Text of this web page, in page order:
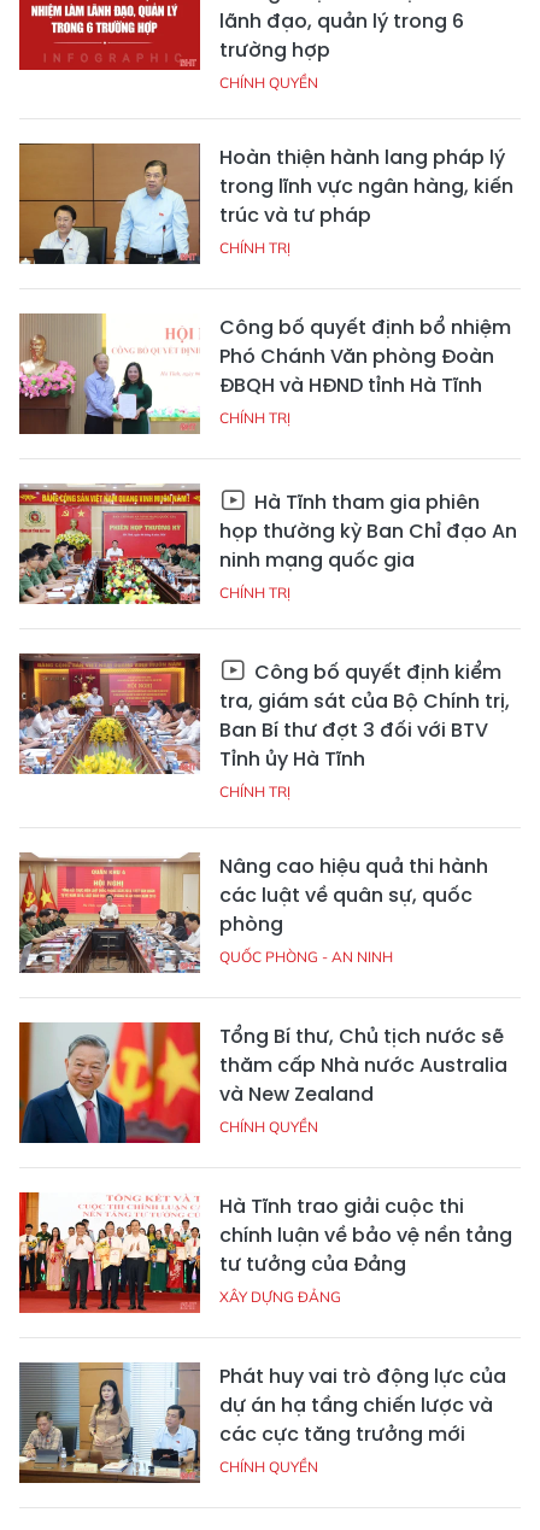
lãnh đạo, quản lý trong 6
trường hợp
CHÍNH QUYỀN
Hoàn thiện hành lang pháp lý
trong lĩnh vực ngân hàng, kiến
trúc và tư pháp
CHÍNH TRỊ
Công bố quyết định bổ nhiệm
Phó Chánh Văn phòng Đoàn
ĐBQH và HĐND tỉnh Hà Tĩnh
CHÍNH TRỊ
Hà Tĩnh tham gia phiên
họp thường kỳ Ban Chỉ đạo An
ninh mạng quốc gia
CHÍNH TRỊ
Công bố quyết định kiểm
tra, giám sát của Bộ Chính trị,
Ban Bí thư đợt 3 đối với BTV
Tỉnh ủy Hà Tĩnh
CHÍNH TRỊ
Nâng cao hiệu quả thi hành
các luật về quân sự, quốc
phòng
QUỐC PHÒNG - AN NINH
Tổng Bí thư, Chủ tịch nước sẽ
thăm cấp Nhà nước Australia
và New Zealand
CHÍNH QUYỀN
Hà Tĩnh trao giải cuộc thi
chính luận về bảo vệ nền tảng
tư tưởng của Đảng
XÂY DỰNG ĐẢNG
Phát huy vai trò động lực của
dự án hạ tầng chiến lược và
các cực tăng trưởng mới
CHÍNH QUYỀN